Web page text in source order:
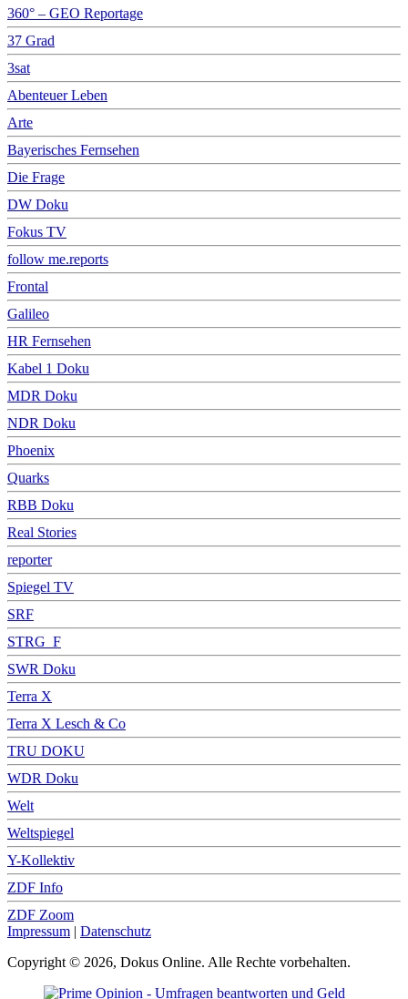
360° – GEO Reportage
37 Grad
3sat
Abenteuer Leben
Arte
Bayerisches Fernsehen
Die Frage
DW Doku
Fokus TV
follow me.reports
Frontal
Galileo
HR Fernsehen
Kabel 1 Doku
MDR Doku
NDR Doku
Phoenix
Quarks
RBB Doku
Real Stories
reporter
Spiegel TV
SRF
STRG_F
SWR Doku
Terra X
Terra X Lesch & Co
TRU DOKU
WDR Doku
Welt
Weltspiegel
Y-Kollektiv
ZDF Info
ZDF Zoom
Impressum | Datenschutz
Copyright © 2026, Dokus Online. Alle Rechte vorbehalten.